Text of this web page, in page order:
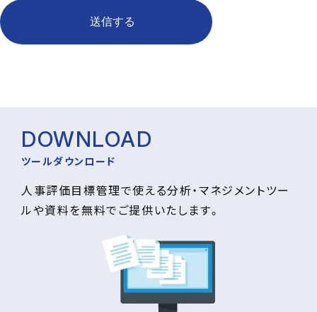
DOWNLOAD
ツールダウンロード
人事評価目標管理で使える分析・マネジメントツー
ルや資料を無料でご提供いたします。